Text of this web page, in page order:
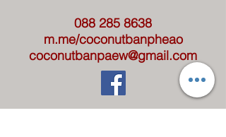
088 285 8638
m.me/coconutbanpheao
coconutbanpaew@gmail.com